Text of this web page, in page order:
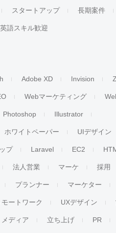
スタートアップ 長期案件
英語スキル歓迎
Adobe XD Invision
Webマーケティング
Photoshop Illustrator
ホワイトペーパー UIデザイン
プ Laravel EC2
法人営業 マーケ 採用
プランナー マーケター
モートワーク UXデザイン
メディア 立ち上げ PR